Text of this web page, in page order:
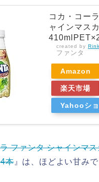
コカ・コー
ャインマス
created by
ファンタ
Amazon
楽天市場
Yahooシ
ファンタ シャインマ
本』は、ほどよい甘みで